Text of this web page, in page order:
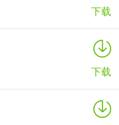
下载
下载